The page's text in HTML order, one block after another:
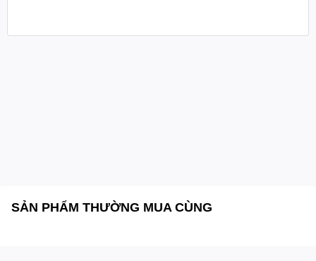
SẢN PHẨM THƯỜNG MUA CÙNG